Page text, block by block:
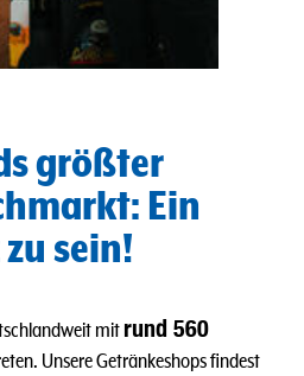
größter
Ein
sein!
mit rund 560
Unsere Getränkeshops findest